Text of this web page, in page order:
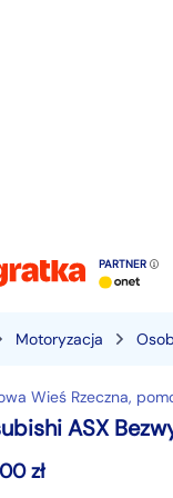
PARTNER
Motoryzacja
Wieś Rzeczna,
ASX
zł